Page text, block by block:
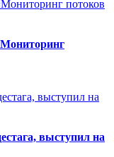
выступил на